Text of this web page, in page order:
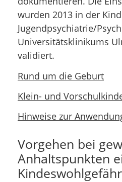
wurden 2013 in der
Jugendpsychiatrie/
Universitätsklinikums
validiert.
Rund um die Geburt
Klein- und
Hinweise zur
Vorgehen bei
Anhaltspunkten